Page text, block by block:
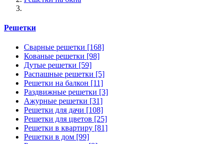
Решетки
Сварные решетки [168]
Кованые решетки [98]
Дутые решетки [59]
Распашные решетки [5]
Решетки на балкон [11]
Раздвижные решетки [3]
Ажурные решетки [31]
Решетки для дачи [108]
Решетки для цветов [25]
Решетки в квартиру [81]
Решетки в дом [99]